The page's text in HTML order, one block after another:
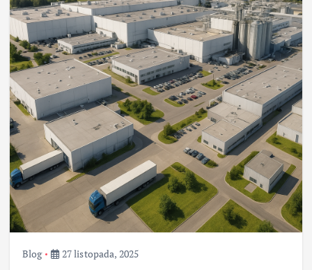
Blog 27 listopada, 2025